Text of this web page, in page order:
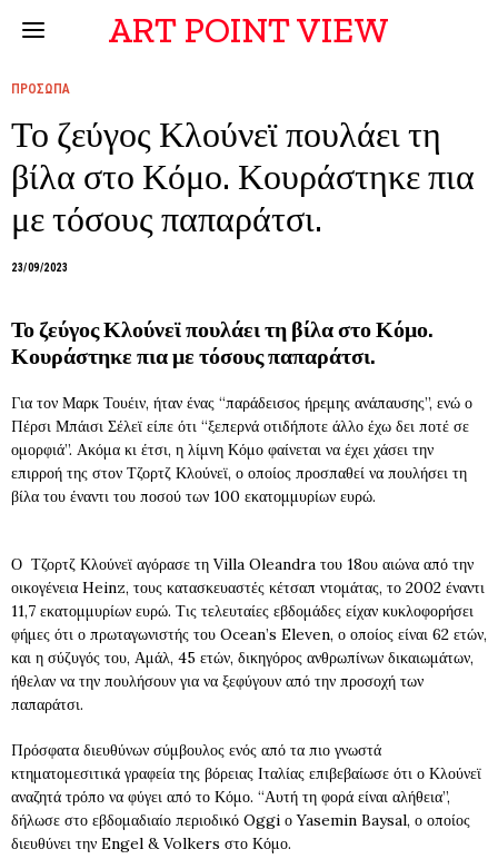
ART POINT VIEW
ΠΡΟΣΩΠΑ
Το ζεύγος Κλούνεϊ πουλάει τη
βίλα στο Κόμο. Κουράστηκε πια
με τόσους παπαράτσι.
23/09/2023
Το ζεύγος Κλούνεϊ πουλάει τη βίλα στο Κόμο.
Κουράστηκε πια με τόσους παπαράτσι.
Για τον Μαρκ Τουέιν, ήταν ένας “παράδεισος ήρεμης ανάπαυσης”, ενώ ο
Πέρσι Μπάισι Σέλεϊ είπε ότι “ξεπερνά οτιδήποτε άλλο έχω δει ποτέ σε
ομορφιά”. Ακόμα κι έτσι, η λίμνη Κόμο φαίνεται να έχει χάσει την
επιρροή της στον Τζορτζ Κλούνεϊ, ο οποίος προσπαθεί να πουλήσει τη
βίλα του έναντι του ποσού των 100 εκατομμυρίων ευρώ.
Ο Τζορτζ Κλούνεϊ αγόρασε τη Villa Oleandra του 18ου αιώνα από την
οικογένεια Heinz, τους κατασκευαστές κέτσαπ ντομάτας, το 2002 έναντι
11,7 εκατομμυρίων ευρώ. Τις τελευταίες εβδομάδες είχαν κυκλοφορήσει
φήμες ότι ο πρωταγωνιστής του Ocean’s Eleven, ο οποίος είναι 62 ετών,
και η σύζυγός του, Αμάλ, 45 ετών, δικηγόρος ανθρωπίνων δικαιωμάτων,
ήθελαν να την πουλήσουν για να ξεφύγουν από την προσοχή των
παπαράτσι.
Πρόσφατα διευθύνων σύμβουλος ενός από τα πιο γνωστά
κτηματομεσιτικά γραφεία της βόρειας Ιταλίας επιβεβαίωσε ότι ο Κλούνεϊ
αναζητά τρόπο να φύγει από το Κόμο. “Αυτή τη φορά είναι αλήθεια”,
δήλωσε στο εβδομαδιαίο περιοδικό Oggi ο Yasemin Baysal, ο οποίος
διευθύνει την Engel & Volkers στο Κόμο.